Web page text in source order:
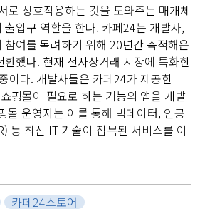
로 상호작용하는 것을 도와주는 매개체
출입구 역할을 한다. 카페24는 개발사,
참여를 독려하기 위해 20년간 축적해온
했다. 현재 전자상거래 시장에 특화한
이다. 개발사들은 카페24가 제공한
핑몰이 필요로 하는 기능의 앱을 개발
몰 운영자는 이를 통해 빅데이터, 인공
등 최신 IT 기술이 접목된 서비스를 이
카페24스토어